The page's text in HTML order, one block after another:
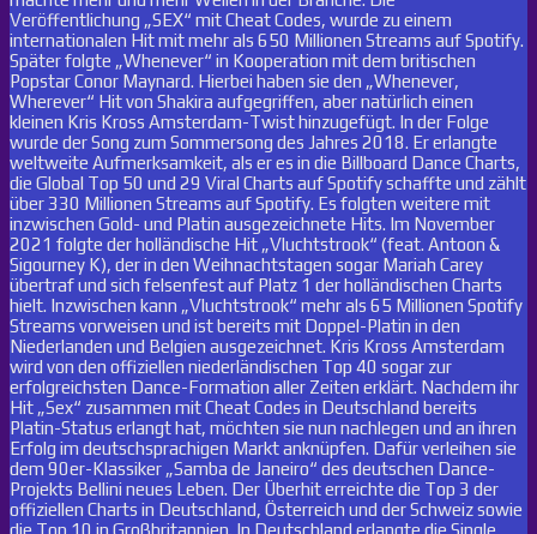
Veröffentlichung „SEX“ mit Cheat Codes, wurde zu einem
internationalen Hit mit mehr als 650 Millionen Streams auf Spotify.
Später folgte „Whenever“ in Kooperation mit dem britischen
Popstar Conor Maynard. Hierbei haben sie den „Whenever,
Wherever“ Hit von Shakira aufgegriffen, aber natürlich einen
kleinen Kris Kross Amsterdam-Twist hinzugefügt. In der Folge
wurde der Song zum Sommersong des Jahres 2018. Er erlangte
weltweite Aufmerksamkeit, als er es in die Billboard Dance Charts,
die Global Top 50 und 29 Viral Charts auf Spotify schaffte und zählt
über 330 Millionen Streams auf Spotify. Es folgten weitere mit
inzwischen Gold- und Platin ausgezeichnete Hits. Im November
2021 folgte der holländische Hit „Vluchtstrook“ (feat. Antoon &
Sigourney K), der in den Weihnachtstagen sogar Mariah Carey
übertraf und sich felsenfest auf Platz 1 der holländischen Charts
hielt. Inzwischen kann „Vluchtstrook“ mehr als 65 Millionen Spotify
Streams vorweisen und ist bereits mit Doppel-Platin in den
Niederlanden und Belgien ausgezeichnet. Kris Kross Amsterdam
wird von den offiziellen niederländischen Top 40 sogar zur
erfolgreichsten Dance-Formation aller Zeiten erklärt. Nachdem ihr
Hit „Sex“ zusammen mit Cheat Codes in Deutschland bereits
Platin-Status erlangt hat, möchten sie nun nachlegen und an ihren
Erfolg im deutschsprachigen Markt anknüpfen. Dafür verleihen sie
dem 90er-Klassiker „Samba de Janeiro“ des deutschen Dance-
Projekts Bellini neues Leben. Der Überhit erreichte die Top 3 der
offiziellen Charts in Deutschland, Österreich und der Schweiz sowie
die Top 10 in Großbritannien. In Deutschland erlangte die Single